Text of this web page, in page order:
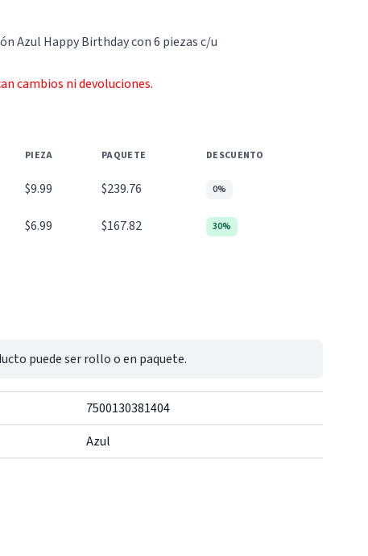
Azul Happy Birthday con 6 piezas c/u
cambios ni devoluciones.
PIEZA PAQUETE DESCUENTO
$9.99 $239.76 0%
$6.99 $167.82 30%
puede ser rollo o en paquete.
7500130381404
Azul